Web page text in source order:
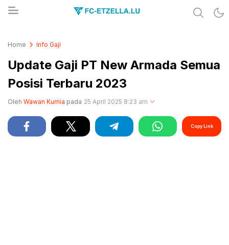
Home Info Gaji
Update Gaji PT New Armada Semua
Posisi Terbaru 2023
Oleh Wawan Kurnia pada 25 April 2025 8:23 am
Copy Link